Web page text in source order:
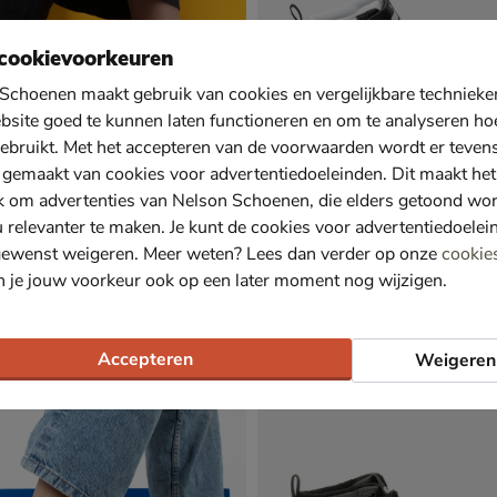
Lite AC Puma Rebound V6 Mid
€ 54,99
54,
Sale
maakt gebruik van cookies en vergelijkbare
goed te kunnen laten functioneren en om te analyseren
Met het accepteren van de voorwaarden wordt er
van cookies voor advertentiedoeleinden. Dit maakt het
om advertenties van Nelson Schoenen, die elders getoond
relevanter te maken. Je kunt de cookies voor
weigeren. Meer weten? Lees dan verder op onze
je jouw voorkeur ook op een later moment nog wijzigen.
Accepteren Weigeren